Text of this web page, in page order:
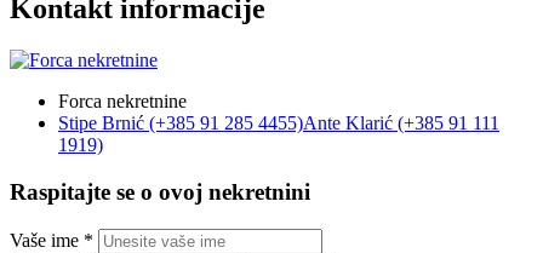
Kontakt informacije
Forca nekretnine
Stipe Brnić (+385 91 285 4455)Ante Klarić (+385 91 111
1919)
Raspitajte se o ovoj nekretnini
Vaše ime *